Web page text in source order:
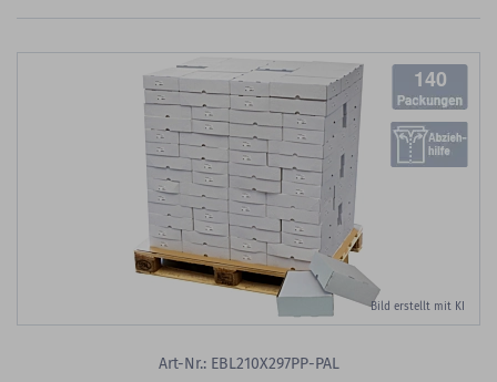
Bild erstellt mit KI
140
Art-Nr.: EBL210X297PP-PAL